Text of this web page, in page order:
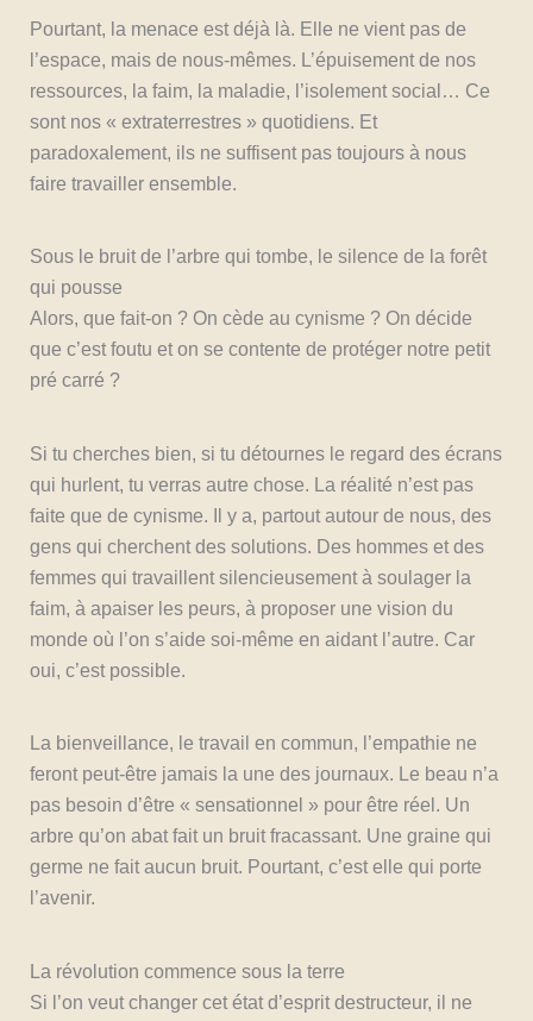
Pourtant, la menace est déjà là. Elle ne vient pas de
l’espace, mais de nous-mêmes. L’épuisement de nos
ressources, la faim, la maladie, l’isolement social… Ce
sont nos « extraterrestres » quotidiens. Et
paradoxalement, ils ne suffisent pas toujours à nous
faire travailler ensemble.
Sous le bruit de l’arbre qui tombe, le silence de la forêt
qui pousse
Alors, que fait-on ? On cède au cynisme ? On décide
que c’est foutu et on se contente de protéger notre petit
pré carré ?
Si tu cherches bien, si tu détournes le regard des écrans
qui hurlent, tu verras autre chose. La réalité n’est pas
faite que de cynisme. Il y a, partout autour de nous, des
gens qui cherchent des solutions. Des hommes et des
femmes qui travaillent silencieusement à soulager la
faim, à apaiser les peurs, à proposer une vision du
monde où l’on s’aide soi-même en aidant l’autre. Car
oui, c’est possible.
La bienveillance, le travail en commun, l’empathie ne
feront peut-être jamais la une des journaux. Le beau n’a
pas besoin d’être « sensationnel » pour être réel. Un
arbre qu’on abat fait un bruit fracassant. Une graine qui
germe ne fait aucun bruit. Pourtant, c’est elle qui porte
l’avenir.
La révolution commence sous la terre
Si l’on veut changer cet état d’esprit destructeur, il ne